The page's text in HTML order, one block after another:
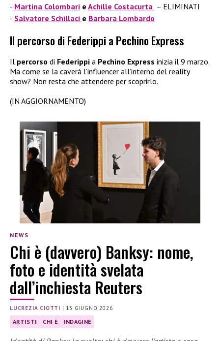
Martina Colombari e Achille Costacurta – ELIMINATI
Salvatore Schillaci e Barbara Lombardo
Il percorso di Federippi a Pechino Express
Il percorso di Federippi a Pechino Express inizia il 9 marzo.
Ma come se la caverà l’influencer all’interno del reality
show? Non resta che attendere per scoprirlo.
(IN AGGIORNAMENTO)
NEWS
Chi è (davvero) Banksy: nome,
foto e identità svelata
dall’inchiesta Reuters
LUCREZIA CIOTTI | 13 GIUGNO 2026
ARTISTI CHI È INDAGINE